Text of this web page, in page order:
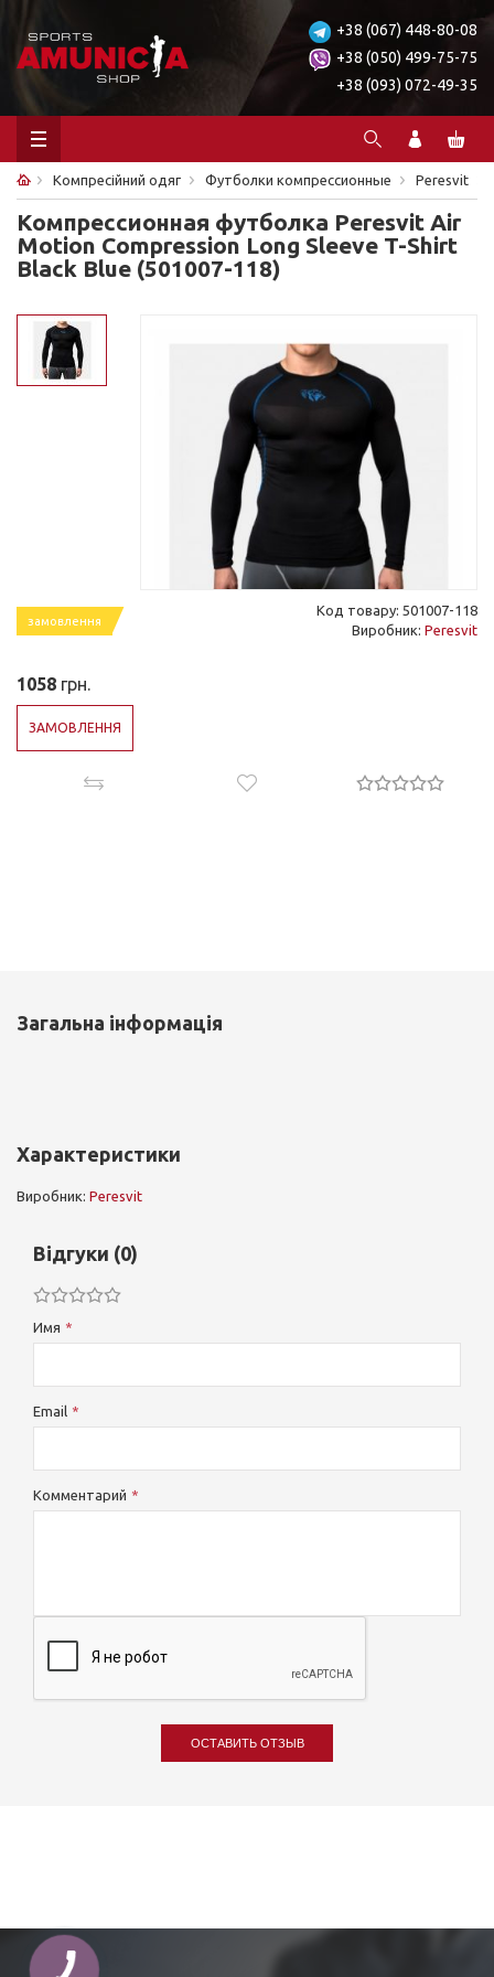
+38 (067) 448-80-08
+38 (050) 499-75-75
+38 (093) 072-49-35
Компресійний одяг Футболки компрессионные Peresvit
Компрессионная футболка Peresvit Air
Motion Compression Long Sleeve T-Shirt
Black Blue (501007-118)
замовлення
Код товару: 501007-118
Виробник: Peresvit
1058 грн.
ЗАМОВЛЕННЯ
Загальна інформація
Характеристики
Виробник: Peresvit
Відгуки (0)
Имя
Email
Комментарий
ОСТАВИТЬ ОТЗЫВ